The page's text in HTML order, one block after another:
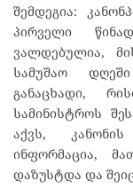
შემდეგია:
პირველი
ვალდებულია,
სამუშაო
განაცხადი,
სამინისტროს
აქვს,
ინფორმაცია,
დაზუსტდა და